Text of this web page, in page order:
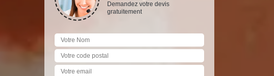
Demandez votre devis
gratuitement